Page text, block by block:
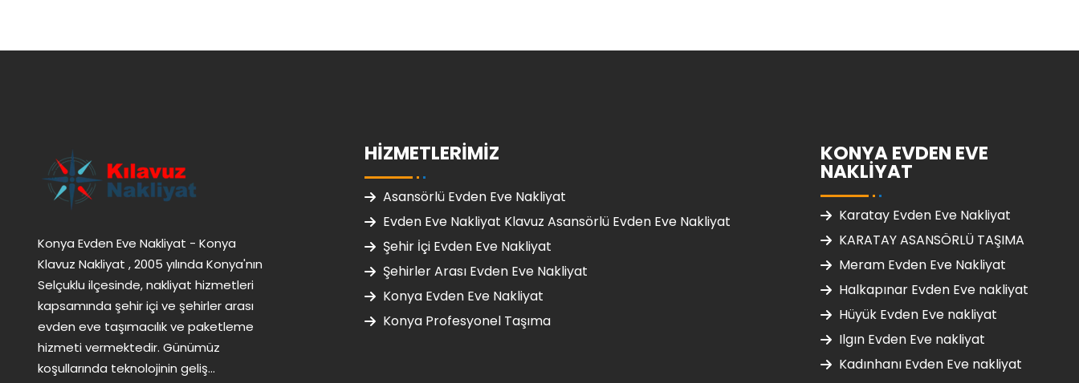
Konya Evden Eve Nakliyat - Konya
Klavuz Nakliyat , 2005 yılında Konya'nın
Selçuklu ilçesinde, nakliyat hizmetleri
kapsamında şehir içi ve şehirler arası
evden eve taşımacılık ve paketleme
hizmeti vermektedir. Günümüz
koşullarında teknolojinin geliş...
HIZMETLERIMIZ
Asansörlü Evden Eve Nakliyat
Evden Eve Nakliyat Klavuz Asansörlü Evden Eve Nakliyat
Şehir İçi Evden Eve Nakliyat
Şehirler Arası Evden Eve Nakliyat
Konya Evden Eve Nakliyat
Konya Profesyonel Taşıma
KONYA EVDEN EVE
NAKLIYAT
Karatay Evden Eve Nakliyat
KARATAY ASANSÖRLÜ TAŞIMA
Meram Evden Eve Nakliyat
Halkapınar Evden Eve nakliyat
Hüyük Evden Eve nakliyat
Ilgın Evden Eve nakliyat
Kadınhanı Evden Eve nakliyat